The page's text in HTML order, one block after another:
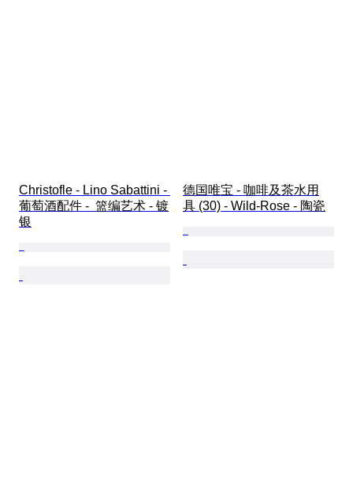
Christofle - Lino Sabattini -
葡萄酒配件 -  篮编艺术 - 镀
银
德国唯宝 - 咖啡及茶水用
具 (30) - Wild-Rose - 陶瓷